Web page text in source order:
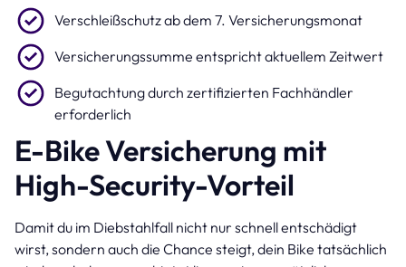
Verschleißschutz ab dem 7. Versicherungsmonat
Versicherungssumme entspricht aktuellem Zeitwert
Begutachtung durch zertifizierten Fachhändler
erforderlich
E-Bike Versicherung mit
High-Security-Vorteil
Damit du im Diebstahlfall nicht nur schnell entschädigt
wirst, sondern auch die Chance steigt, dein Bike tatsächlich